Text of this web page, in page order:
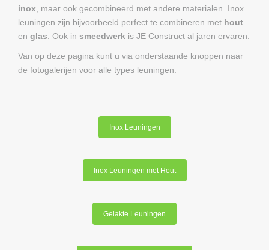
inox , maar ook gecombineerd met andere materialen. Inox
leuningen zijn bijvoorbeeld perfect te combineren met hout
en glas . Ook in smeedwerk is JE Construct al jaren ervaren.
Van op deze pagina kunt u via onderstaande knoppen naar
de fotogalerijen voor alle types leuningen.
Inox Leuningen
Inox Leuningen met Hout
Gelakte Leuningen